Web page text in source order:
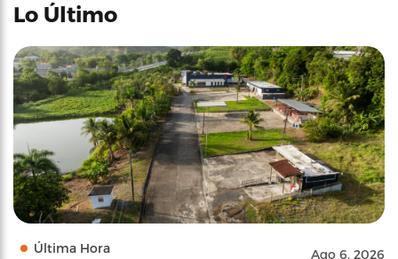
Lo Último
Última Hora Ago 6, 2026